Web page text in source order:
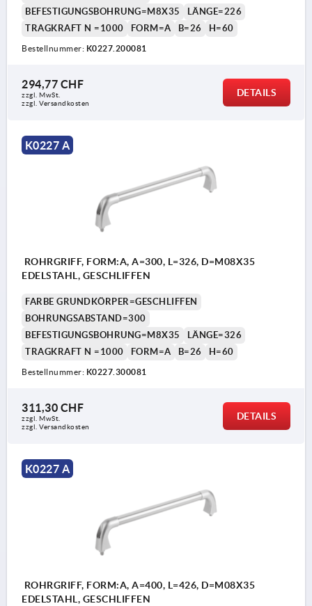
BEFESTIGUNGSBOHRUNG=M8X35
LÄNGE=226
TRAGKRAFT N =1000
FORM=A B=26 H=60
Bestellnummer: K0227.200081
294,77 CHF
zzgl. MwSt.
zzgl. Versandkosten
DETAILS
K0227 A
ROHRGRIFF, FORM:A, A=300, L=326, D=M08X35
EDELSTAHL, GESCHLIFFEN
FARBE GRUNDKÖRPER=GESCHLIFFEN
BOHRUNGSABSTAND=300
BEFESTIGUNGSBOHRUNG=M8X35
LÄNGE=326
TRAGKRAFT N =1000
FORM=A B=26 H=60
Bestellnummer: K0227.300081
311,30 CHF
zzgl. MwSt.
zzgl. Versandkosten
DETAILS
K0227 A
ROHRGRIFF, FORM:A, A=400, L=426, D=M08X35
EDELSTAHL, GESCHLIFFEN